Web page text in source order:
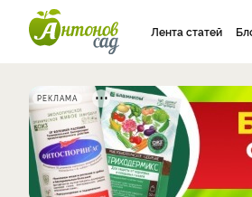
Лента статей
РЕКЛАМА